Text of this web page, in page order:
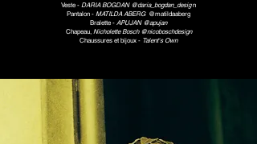
Veste - DARIA BOGDAN @daria_bogdan_design
Pantalon - MATILDA ABERG @matildaaberg
Bralette - APUJAN @apujan
Chapeau, Nicholette Bosch @nicoboschdesign
Chaussures et bijoux - Talent's Own